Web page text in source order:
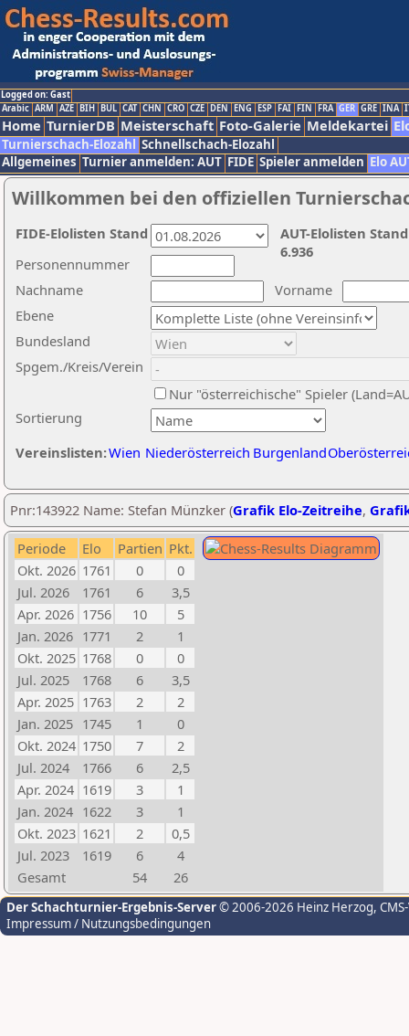
Logged on: Gast
Arabic ARM AZE BIH BUL CAT CHN CRO CZE DEN ENG ESP FAI FIN FRA GER GRE INA
Home TurnierDB Meisterschaft Foto-Galerie Meldekartei
Turnierschach-Elozahl Schnellschach-Elozahl
Allgemeines Turnier anmelden: AUT FIDE Spieler anmelden Elo
Willkommen bei den offiziellen
Nachname
Vorname
Ebene
Sortierung
Personennummer
Bundesland
Spgem./Kreis/Verein
Nur "österreichische" Spieler
Vereinslisten:Wien Niederösterreich Burgenland
AUT-Elolisten
6.936
FIDE-Elolisten Stand
Pnr:143922 Name: Stefan Münzker (Grafik Elo-Zeitreihe,
Periode Elo Partien Pkt.
Okt. 2026 1761 0
0
Jul. 2026
1761 6
3,5
Apr. 2026 1756 10
5
Jan. 2026 1771 2
1
Okt. 2025 1768 0
0
Jul. 2025
1768 6
3,5
Apr. 2025 1763 2
2
Jan. 2025 1745 1
0
Okt. 2024 1750 7
2
Jul. 2024
1766 6
2,5
Apr. 2024 1619 3
1
Jan. 2024 1622 3
1
Okt. 2023 1621 2
0,5
Jul. 2023
1619 6
4
Gesamt
54 26
Der Schachturnier-Ergebnis-Server© 2006-2026 Heinz Herzog,
Impressum / Nutzungsbedingungen